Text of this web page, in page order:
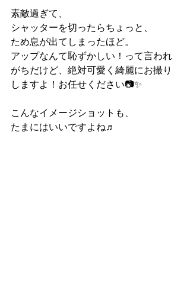
素敵過ぎて、
シャッターを切ったらちょっと、
ため息が出てしまったほど。
アップなんて恥ずかしい！って言われ
がちだけど、絶対可愛く綺麗にお撮り
しますよ！お任せください📷✨
こんなイメージショットも、
たまにはいいですよね♬